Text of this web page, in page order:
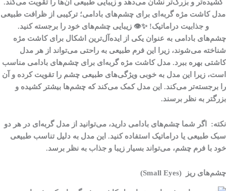
مدل کاشت مژه گربه‌ای برای چشم‌های بادامی؛ ترکیبی از ظرافت طبیعی
و جذابیت دراماتیک! ✨👁 زیبایی چشم‌های خود را برجسته کنید.
چشم‌های بادامی به عنوان یکی از ایده‌آل‌ترین اشکال برای کاشت مژه
شناخته می‌شوند، زیرا این فرم طبیعی به راحتی می‌تواند از هر مدل
کاشتی بهره ببرد. مدل کاشت مژه گربه‌ای برای چشم‌های بادامی مناسب
است، زیرا این مدل به خوبی ویژگی‌های طبیعی چشم را تقویت کرده و آن
را برجسته‌تر می‌کند. این مدل کمک می‌کند که چشم‌ها بیشتر کشیده و
بزرگتر به نظر برسند.
نکته: اگر شما چشم‌های بادامی دارید، می‌توانید از مدل گربه‌ای در هر دو
سبک طبیعی یا دراماتیک استفاده کنید. این مدل به دلیل تناسب طبیعی
خود با فرم چشم، می‌تواند بسیار زیبا و جذاب به نظر برسد.
چشم‌های ریز (Small Eyes)